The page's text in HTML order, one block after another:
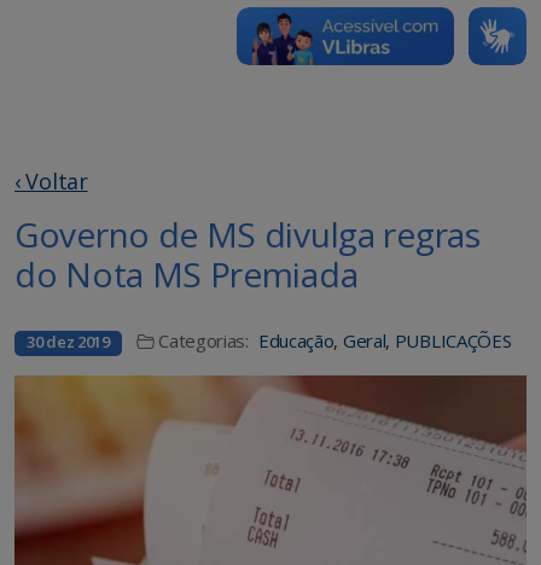
‹ Voltar
Governo de MS divulga regras
do Nota MS Premiada
30 dez 2019 Categorias: Educação, Geral, PUBLICAÇÕES